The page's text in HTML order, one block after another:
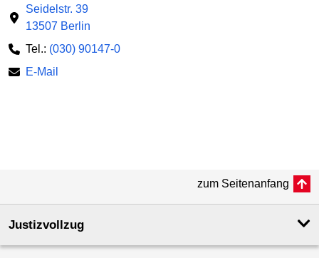
Seidelstr. 39
13507 Berlin
Tel.: (030) 90147-0
E-Mail
zum Seitenanfang
Justizvollzug